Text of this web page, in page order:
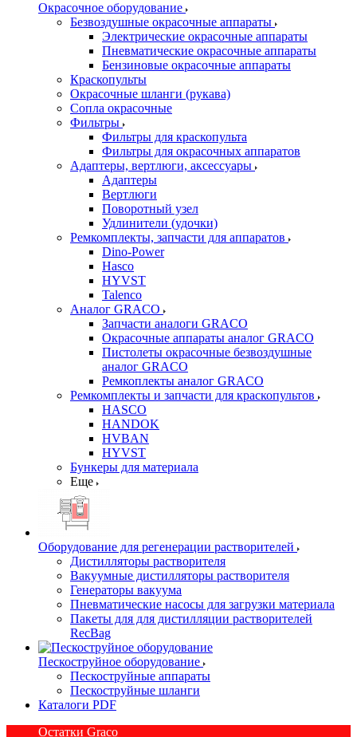
Окрасочное оборудование
Безвоздушные окрасочные аппараты
Электрические окрасочные аппараты
Пневматические окрасочные аппараты
Бензиновые окрасочные аппараты
Краскопульты
Окрасочные шланги (рукава)
Сопла окрасочные
Фильтры
Фильтры для краскопульта
Фильтры для окрасочных аппаратов
Адаптеры, вертлюги, аксессуары
Адаптеры
Вертлюги
Поворотный узел
Удлинители (удочки)
Ремкомплекты, запчасти для аппаратов
Dino-Power
Hasco
HYVST
Talenco
Аналог GRACO
Запчасти аналоги GRACO
Окрасочные аппараты аналог GRACO
Пистолеты окрасочные безвоздушные
аналог GRACO
Ремкоплекты аналог GRACO
Ремкомплекты и запчасти для краскопультов
HASCO
HANDOK
HVBAN
HYVST
Бункеры для материала
Еще
Оборудование для регенерации растворителей
Дистилляторы растворителя
Вакуумные дистилляторы растворителя
Генераторы вакуума
Пневматические насосы для загрузки материала
Пакеты для для дистилляции растворителей
RecBag
Пескоструйное оборудование
Пескоструйные аппараты
Пескоструйные шланги
Каталоги PDF
Остатки Graco